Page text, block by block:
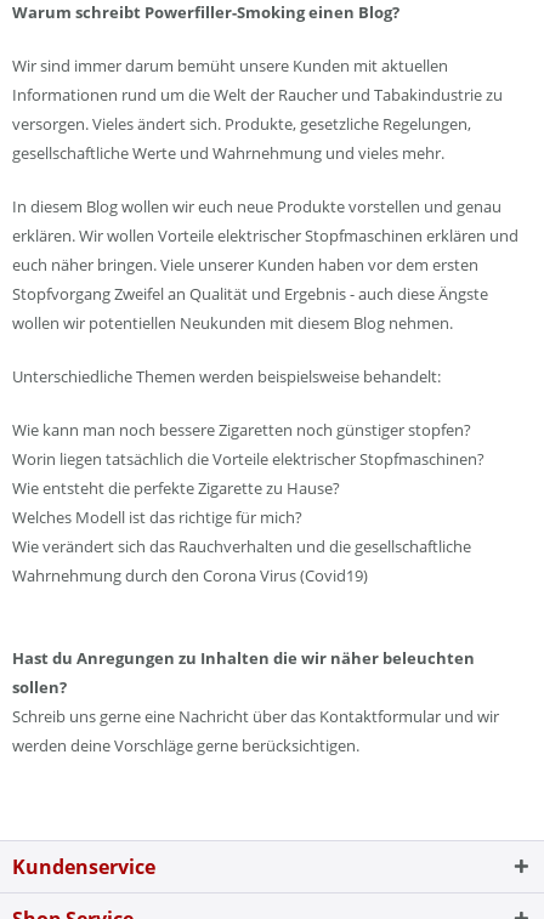
Warum schreibt Powerfiller-Smoking einen Blog?
Wir sind immer darum bemüht unsere Kunden mit aktuellen
Informationen rund um die Welt der Raucher und Tabakindustrie zu
versorgen. Vieles ändert sich. Produkte, gesetzliche Regelungen,
gesellschaftliche Werte und Wahrnehmung und vieles mehr.
In diesem Blog wollen wir euch neue Produkte vorstellen und genau
erklären. Wir wollen Vorteile elektrischer Stopfmaschinen erklären und
euch näher bringen. Viele unserer Kunden haben vor dem ersten
Stopfvorgang Zweifel an Qualität und Ergebnis - auch diese Ängste
wollen wir potentiellen Neukunden mit diesem Blog nehmen.
Unterschiedliche Themen werden beispielsweise behandelt:
Wie kann man noch bessere Zigaretten noch günstiger stopfen?
Worin liegen tatsächlich die Vorteile elektrischer Stopfmaschinen?
Wie entsteht die perfekte Zigarette zu Hause?
Welches Modell ist das richtige für mich?
Wie verändert sich das Rauchverhalten und die gesellschaftliche
Wahrnehmung durch den Corona Virus (Covid19)
Hast du Anregungen zu Inhalten die wir näher beleuchten
sollen?
Schreib uns gerne eine Nachricht über das Kontaktformular und wir
werden deine Vorschläge gerne berücksichtigen.
Kundenservice